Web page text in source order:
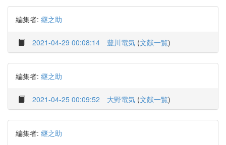
編集者: 継之助
2021-04-29 00:08:14 豊川電気 (文献一覧)
編集者: 継之助
2021-04-25 00:09:52 大野電気 (文献一覧)
編集者: 継之助